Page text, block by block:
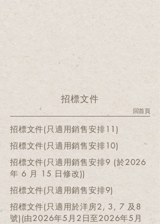
招標文件
回首頁
招標文件(只適用銷售安排11)
招標文件(只適用銷售安排10)
招標文件(只適用銷售安排9 (於2026
年 6 月 15 日修改))
招標文件(只適用銷售安排9)
招標文件(只適用於洋房2, 3, 7 及8
號)(由2026年5月2日至2026年5月